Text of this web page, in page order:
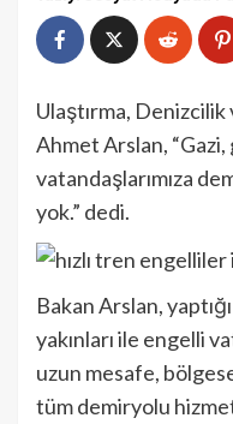
Ulaştırma,
Ahmet Arslan, “Gazi,
vatandaşlarımıza
yok.” dedi.
Bakan Arslan,
yakınları ile engelli
uzun mesafe,
tüm demiryolu